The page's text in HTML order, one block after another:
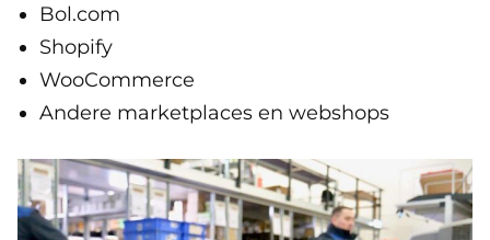
Bol.com
Shopify
WooCommerce
Andere marketplaces en webshops